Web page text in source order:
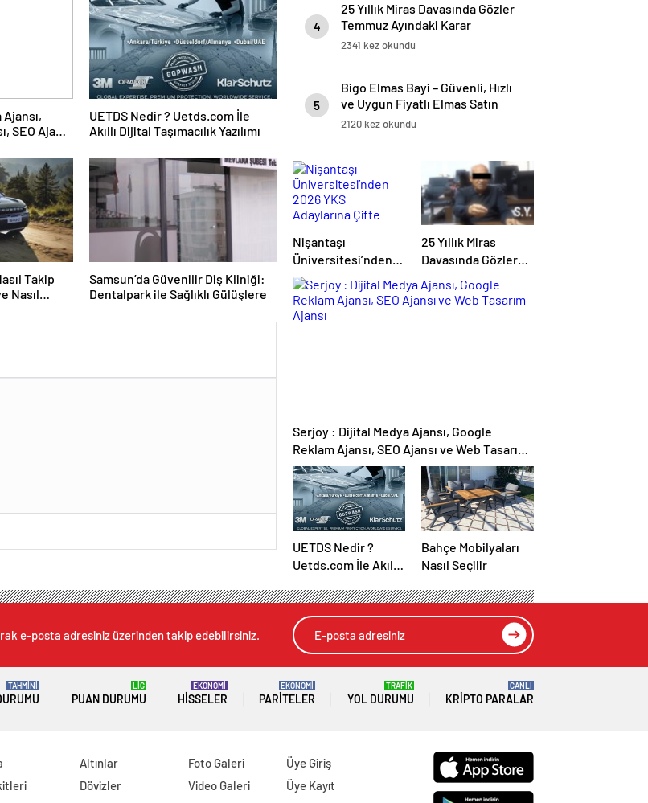
SEO Ajansı
UETDS Nedir ? Uetds.com İle
Akıllı Dijital Taşımacılık Yazılımı
Takip
Nasıl
Samsun’da Güvenilir Diş Kliniği:
Dentalpark ile Sağlıklı Gülüşlere
4
25 Yıllık Miras Davasında Gözler
Temmuz Ayındaki Karar
Duruşmasına Çevrildi
2341 kez okundu
5
Bigo Elmas Bayi – Güvenli, Hızlı
ve Uygun Fiyatlı Elmas Satın
Almanın Yeni Adresi
2120 kez okundu
Nişantaşı
Üniversitesi’nden
2026 YKS
Adaylarına Çifte
Güvence: Sabit
25 Yıllık Miras
Davasında Gözler
Temmuz Ayındaki
Karar Duruşmasına
Serjoy : Dijital Medya Ajansı, Google
Reklam Ajansı, SEO Ajansı ve Web Tasarım
Ajansı
UETDS Nedir ?
Uetds.com İle Akıllı
Yazılımı
Bahçe Mobilyaları
Nasıl Seçilir
e-posta adresiniz üzerinden takip edebilirsiniz.
TAHMİNİ
PUAN DURUMU
LİG
HISSELER
EKONOMİ
PARITELER
EKONOMİ
YOL DURUMU
TRAFİK
KRIPTO PARALAR
CANLI
Altınlar
Dövizler
Foto Galeri
Video Galeri
Üye Giriş
Üye Kayıt